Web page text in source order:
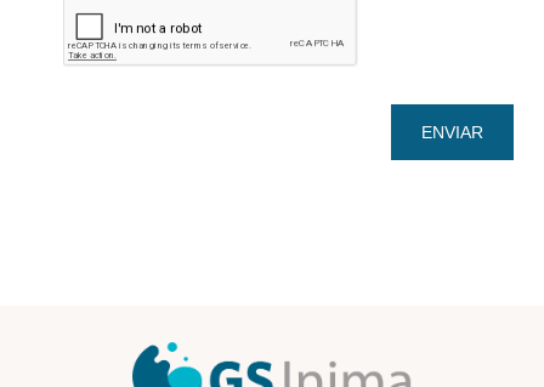
ENVIAR